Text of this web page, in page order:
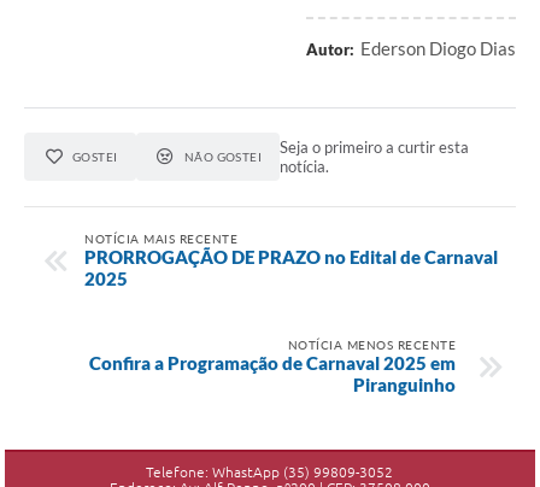
Autor: Ederson Diogo Dias
GOSTEI NÃO GOSTEI
Seja o primeiro a curtir esta
notícia.
NOTÍCIA MAIS RECENTE
PRORROGAÇÃO DE PRAZO no Edital de Carnaval
2025
NOTÍCIA MENOS RECENTE
Confira a Programação de Carnaval 2025 em
Piranguinho
Telefone: WhastApp (35) 99809-3052